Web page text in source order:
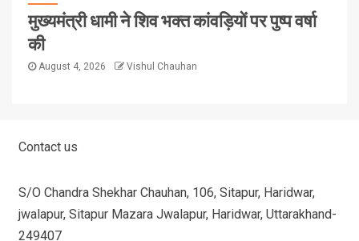
मुख्यमंत्री धामी ने शिव भक्त कांवड़ियों पर पुष्प वर्षा
की
August 4, 2026 Vishul Chauhan
Contact us
S/O Chandra Shekhar Chauhan, 106, Sitapur, Haridwar,
jwalapur, Sitapur Mazara Jwalapur, Haridwar, Uttarakhand-
249407